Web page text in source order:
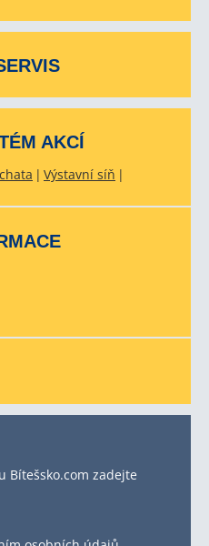
AKCÍ
Výstavní síň
Bítešsko.com zadejte